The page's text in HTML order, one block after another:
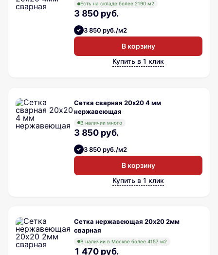
Есть на складе более 2190 м2
3 850 руб.
3 850 руб./м2
В корзину
Купить в 1 клик
Сетка сварная 20х20 4 мм
нержавеющая
В наличии много
3 850 руб.
3 850 руб./м2
В корзину
Купить в 1 клик
Сетка нержавеющая 20х20 2мм
сварная
В наличии в Москве более 4157 м2
1 470 руб.